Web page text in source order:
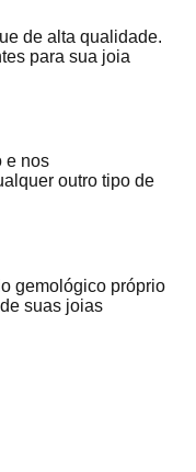
de alta qualidade.
para sua joia
e nos
outro tipo de
gemológico próprio
suas joias